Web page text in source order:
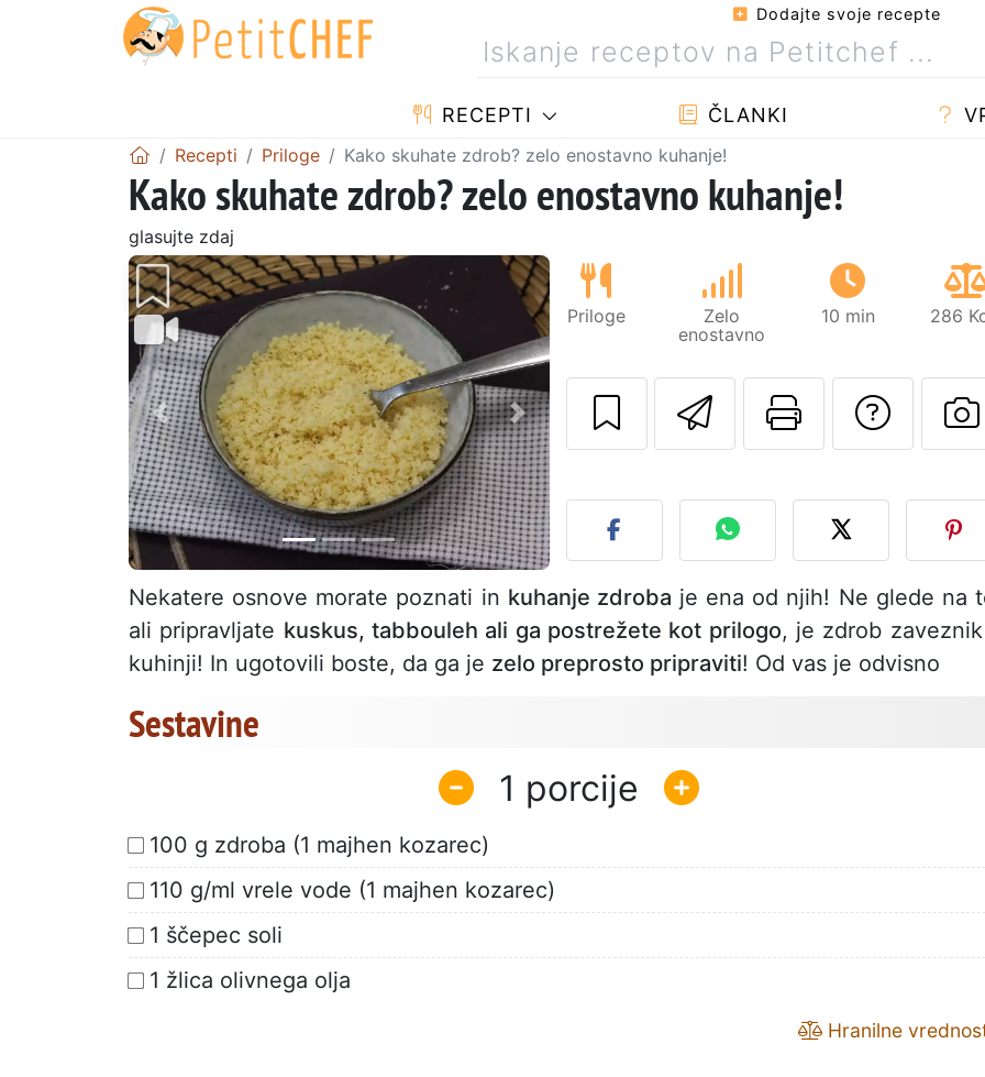
Dodajte svoje recepte
RECEPTI ČLANKI
Recepti Priloge Kako skuhate zdrob? zelo enostavno kuhanje!
Kako skuhate zdrob? zelo enostavno kuhanje!
glasujte zdaj
Prejšnji Naslednji
Priloge
Zelo
enostavno
10 min 286
Pošlji taNatisni to
Nekatere osnove morate poznati in kuhanje zdroba je ena od njih! Ne glede na
ali pripravljate kuskus, tabbouleh ali ga postrežete kot prilogo, je zdrob
kuhinji! In ugotovili boste, da ga je zelo preprosto pripraviti! Od vas je odvisno
Sestavine
1
100 g zdroba (1 majhen kozarec)
110 g/ml vrele vode (1 majhen kozarec)
1 ščepec soli
1 žlica olivnega olja
Hranilne